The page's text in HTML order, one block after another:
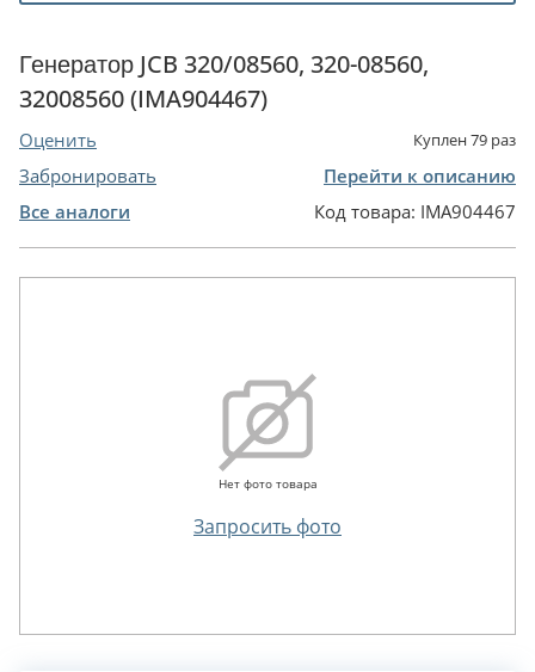
Генератор JCB 320/08560, 320-08560,
32008560 (IMA904467)
Оценить Куплен79 раз
Забронировать
Перейти к описанию
Все аналоги
Код товара: IMA904467
Нет фото товара
Запросить фото